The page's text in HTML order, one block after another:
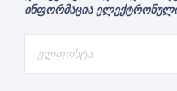
ინფორმაცია